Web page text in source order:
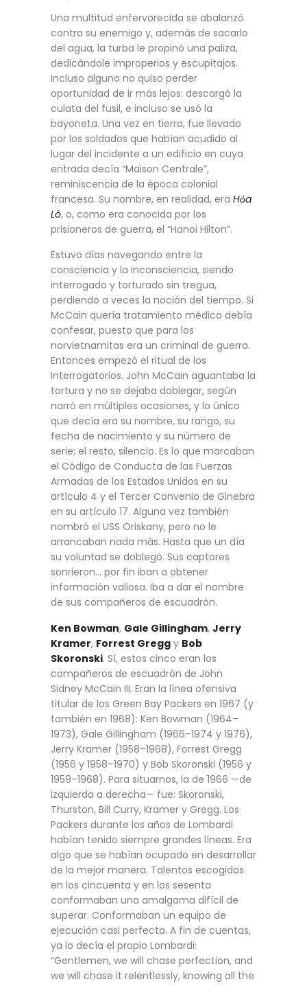
Una multitud enfervorecida se abalanzó
contra su enemigo y, además de sacarlo
del agua, la turba le propinó una paliza,
dedicándole improperios y escupitajos.
Incluso alguno no quiso perder
oportunidad de ir más lejos: descargó la
culata del fusil, e incluso se usó la
bayoneta. Una vez en tierra, fue llevado
por los soldados que habían acudido al
lugar del incidente a un edificio en cuya
entrada decía “Maison Centrale”,
reminiscencia de la época colonial
francesa. Su nombre, en realidad, era Hỏa
Lò, o, como era conocida por los
prisioneros de guerra, el “Hanoi Hilton”.
Estuvo días navegando entre la
consciencia y la inconsciencia, siendo
interrogado y torturado sin tregua,
perdiendo a veces la noción del tiempo. Si
McCain quería tratamiento médico debía
confesar, puesto que para los
norvietnamitas era un criminal de guerra.
Entonces empezó el ritual de los
interrogatorios. John McCain aguantaba la
tortura y no se dejaba doblegar, según
narró en múltiples ocasiones, y lo único
que decía era su nombre, su rango, su
fecha de nacimiento y su número de
serie; el resto, silencio. Es lo que marcaban
el Código de Conducta de las Fuerzas
Armadas de los Estados Unidos en su
artículo 4 y el Tercer Convenio de Ginebra
en su artículo 17. Alguna vez también
nombró el USS Oriskany, pero no le
arrancaban nada más. Hasta que un día
su voluntad se doblegó. Sus captores
sonrieron… por fin iban a obtener
información valiosa. Iba a dar el nombre
de sus compañeros de escuadrón.
Ken Bowman, Gale Gillingham, Jerry
Kramer, Forrest Gregg y Bob
Skoronski. Sí, estos cinco eran los
compañeros de escuadrón de John
Sidney McCain III. Eran la línea ofensiva
titular de los Green Bay Packers en 1967 (y
también en 1968): Ken Bowman (1964–
1973), Gale Gillingham (1966–1974 y 1976),
Jerry Kramer (1958–1968), Forrest Gregg
(1956 y 1958–1970) y Bob Skoronski (1956 y
1959–1968). Para situarnos, la de 1966 —de
izquierda a derecha— fue: Skoronski,
Thurston, Bill Curry, Kramer y Gregg. Los
Packers durante los años de Lombardi
habían tenido siempre grandes líneas. Era
algo que se habían ocupado en desarrollar
de la mejor manera. Talentos escogidos
en los cincuenta y en los sesenta
conformaban una amalgama difícil de
superar. Conformaban un equipo de
ejecución casi perfecta. A fin de cuentas,
ya lo decía el propio Lombardi:
“Gentlemen, we will chase perfection, and
we will chase it relentlessly, knowing all the